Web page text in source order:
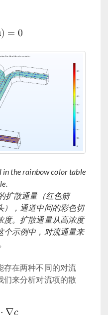
the rainbow color table
扩散通量（红色箭
），通道中间的彩色切
度。扩散通量从高浓度
个示例中，对流通量来
存在两种不同的对流
们来分析对流项的散